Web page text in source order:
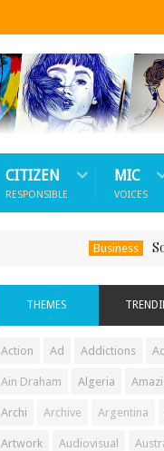
CITIZEN
RESPONSIBLE
MIC
VOICES
Souk El
THEMES
Action Ad Addictions
Ain Draham Algeria
Archi Archive Argentina
Artwork Audiovisual